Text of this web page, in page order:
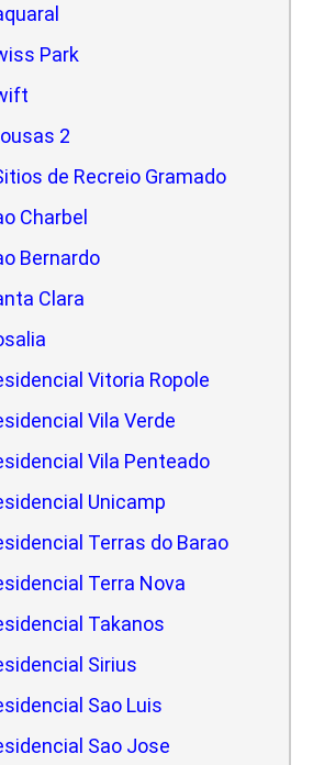
Park
2
de Recreio Gramado
Charbel
Bernardo
Clara
Vitoria Ropole
Vila Verde
Vila Penteado
Unicamp
Terras do Barao
Terra Nova
Takanos
Sirius
Sao Luis
Sao Jose